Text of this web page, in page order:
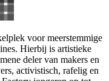
voor meerstemmige
Hierbij is artistieke
deler van makers en
activistisch, rafelig en